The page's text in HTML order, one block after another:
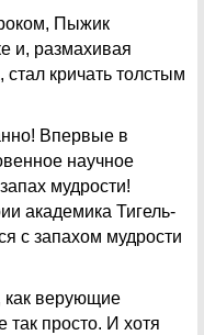
Пыжик
и, размахивая
стал кричать толстым
Впервые в
научное
мудрости!
академика Тигель-
с запахом мудрости
как верующие
так просто. И хотя